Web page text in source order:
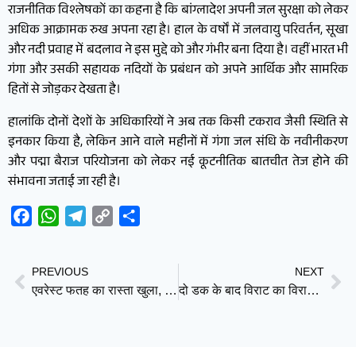
राजनीतिक विश्लेषकों का कहना है कि बांग्लादेश अपनी जल सुरक्षा को लेकर
अधिक आक्रामक रुख अपना रहा है। हाल के वर्षों में जलवायु परिवर्तन, सूखा
और नदी प्रवाह में बदलाव ने इस मुद्दे को और गंभीर बना दिया है। वहीं भारत भी
गंगा और उसकी सहायक नदियों के प्रबंधन को अपने आर्थिक और सामरिक
हितों से जोड़कर देखता है।
हालांकि दोनों देशों के अधिकारियों ने अब तक किसी टकराव जैसी स्थिति से
इनकार किया है, लेकिन आने वाले महीनों में गंगा जल संधि के नवीनीकरण
और पद्मा बैराज परियोजना को लेकर नई कूटनीतिक बातचीत तेज होने की
संभावना जताई जा रही है।
FacebookWhatsAppTelegram
Copy
PREVIOUS
एवरेस्ट फतह का रास्ता खुला, नेपाली शेरपा टीम ने 2026 स्प्रिंग सीजन के लिए पूरा किया रोप-फिक्सिंग अभियान
NEXT
दो डक के बाद विराट का विराट रूप, कोहली ने ठोका शतक; टी20 में 14 हजार रन पूरे करने वाले पहले भारतीय बने